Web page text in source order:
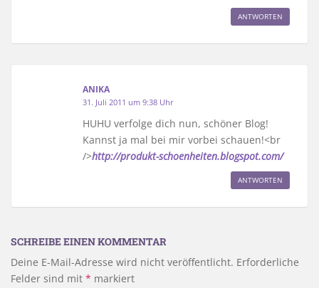
ANTWORTEN
ANIKA
31. Juli 2011 um 9:38 Uhr
HUHU verfolge dich nun, schöner Blog!
Kannst ja mal bei mir vorbei schauen!<br
/>http://produkt-schoenheiten.blogspot.com/
ANTWORTEN
SCHREIBE EINEN KOMMENTAR
Deine E-Mail-Adresse wird nicht veröffentlicht. Erforderliche
Felder sind mit * markiert